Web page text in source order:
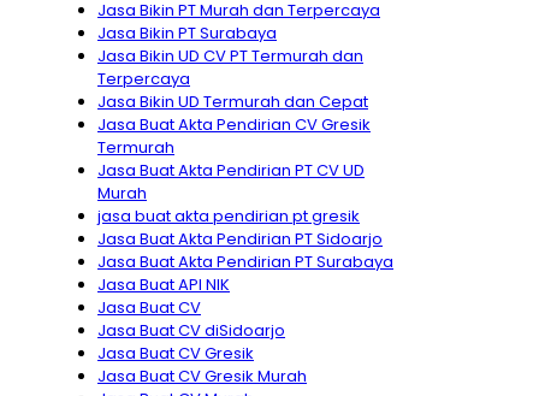
Jasa Bikin PT Murah dan Terpercaya
Jasa Bikin PT Surabaya
Jasa Bikin UD CV PT Termurah dan
Terpercaya
Jasa Bikin UD Termurah dan Cepat
Jasa Buat Akta Pendirian CV Gresik
Termurah
Jasa Buat Akta Pendirian PT CV UD
Murah
jasa buat akta pendirian pt gresik
Jasa Buat Akta Pendirian PT Sidoarjo
Jasa Buat Akta Pendirian PT Surabaya
Jasa Buat API NIK
Jasa Buat CV
Jasa Buat CV diSidoarjo
Jasa Buat CV Gresik
Jasa Buat CV Gresik Murah